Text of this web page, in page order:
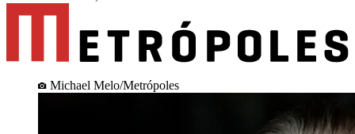
Michael Melo/Metrópoles